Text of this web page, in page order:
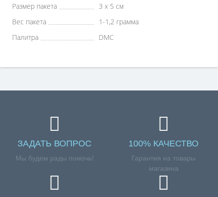
Размер пакета
3 х 5 см
Вес пакета
1-1,2 грамма
Палитра
DMC
ЗАДАТЬ ВОПРОС
Мы будем рады помочь!
100% КАЧЕСТВО
Гарантия на товары
магазина